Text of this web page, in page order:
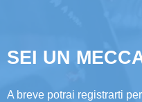
SEI UN
A breve potrai registrarti